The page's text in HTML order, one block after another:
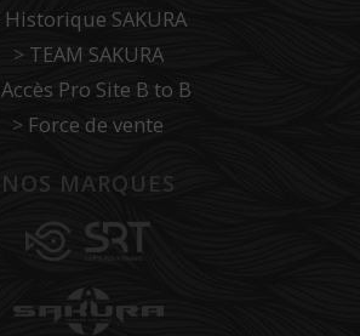
Historique SAKURA
> TEAM SAKURA
Accès Pro Site B to B
> Force de vente
NOS MARQUES